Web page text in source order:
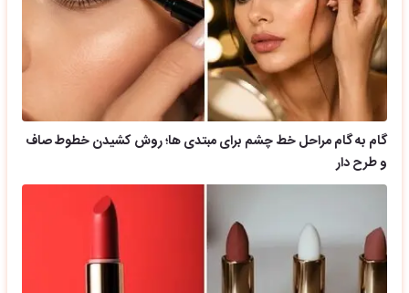
گام به گام مراحل خط چشم برای مبتدی ها؛ روش کشیدن خطوط صاف
و طرح دار